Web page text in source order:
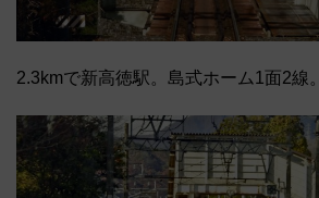
2.3kmで新高徳駅。島式ホーム1面2線。